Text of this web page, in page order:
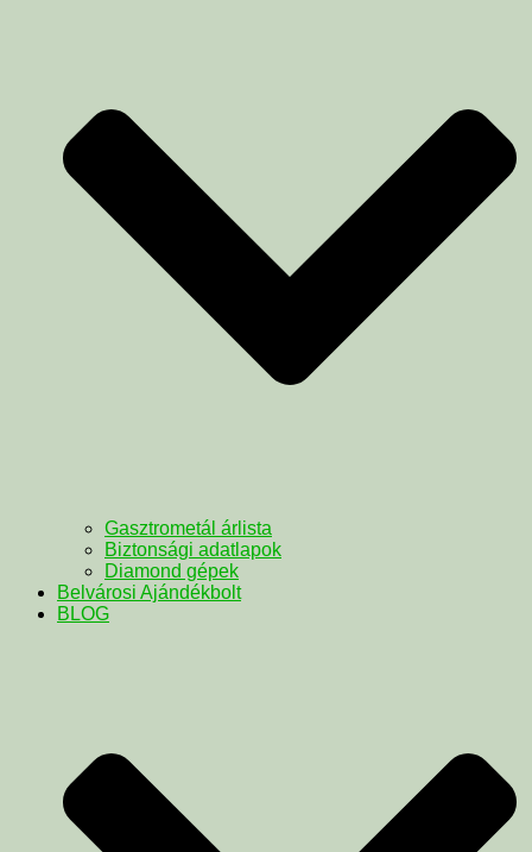
Gasztrometál árlista
Biztonsági adatlapok
Diamond gépek
Belvárosi Ajándékbolt
BLOG